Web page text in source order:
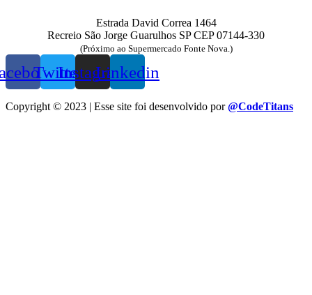
Estrada David Correa 1464
Recreio São Jorge Guarulhos SP CEP 07144-330
(Próximo ao Supermercado Fonte Nova.)
TwitterInstagramLinkedin
Copyright © 2023 | Esse site foi desenvolvido por@CodeTitans